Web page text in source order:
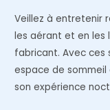
Veillez à entretenir
les aérant et en les
fabricant. Avec ces
espace de
son expérience